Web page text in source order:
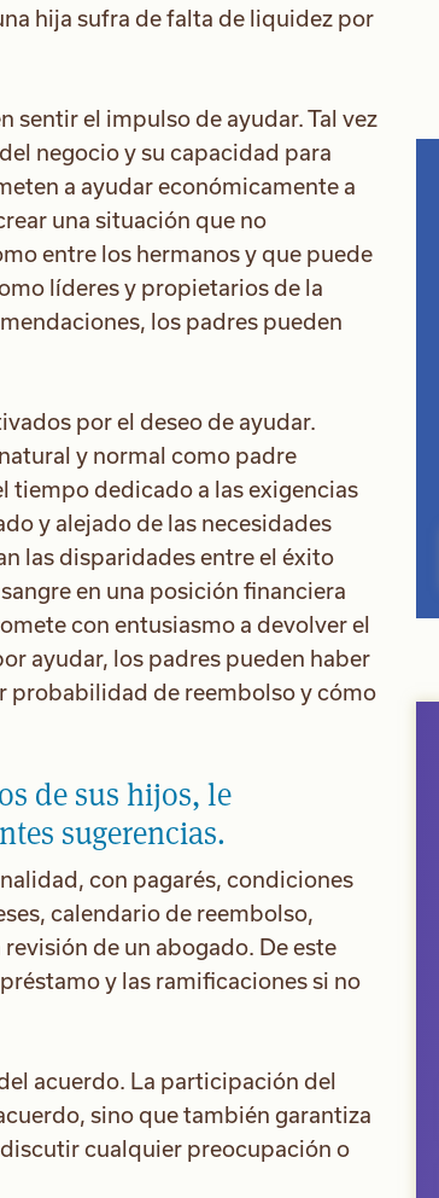
hija sufra de falta de liquidez por
sentir el impulso de ayudar. Tal vez
negocio y su capacidad para
a ayudar económicamente a
una situación que no
entre los hermanos y que puede
líderes y propietarios de la
los padres pueden
por el deseo de ayudar.
y normal como padre
tiempo dedicado a las exigencias
y alejado de las necesidades
las disparidades entre el éxito
en una posición financiera
con entusiasmo a devolver el
ayudar, los padres pueden haber
probabilidad de reembolso y cómo
de sus hijos, le
sugerencias.
con pagarés, condiciones
calendario de reembolso,
de un abogado. De este
y las ramificaciones si no
acuerdo. La participación del
sino que también garantiza
cualquier preocupación o